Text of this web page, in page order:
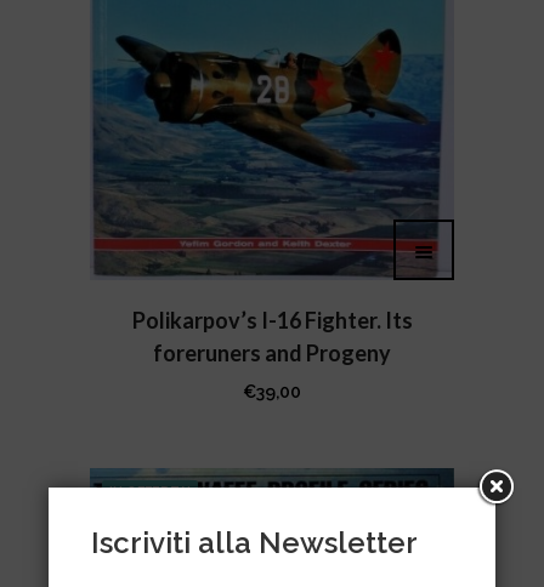
Polikarpov’s I-16 Fighter. Its
foreruners and Progeny
€39,00
IN OFFERTA!
Iscriviti alla Newsletter